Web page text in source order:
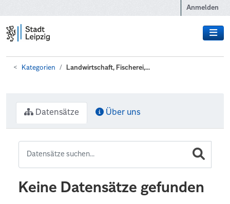
Anmelden
Kategorien Landwirtschaft, Fischerei,...
Datensätze Über uns
Keine Datensätze gefunden